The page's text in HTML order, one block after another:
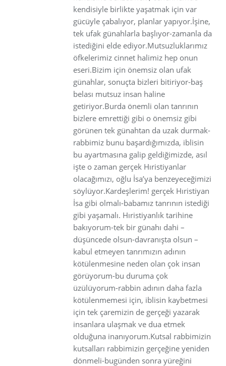
kendisiyle birlikte yaşatmak için var
gücüyle çabalıyor, planlar yapıyor.İşine,
tek ufak günahlarla başlıyor-zamanla da
istediğini elde ediyor.Mutsuzluklarımız
öfkelerimiz cinnet halimiz hep onun
eseri.Bizim için önemsiz olan ufak
günahlar, sonuçta bizleri bitiriyor-baş
belası mutsuz insan haline
getiriyor.Burda önemli olan tanrının
bizlere emrettiği gibi o önemsiz gibi
görünen tek günahtan da uzak durmak-
rabbimiz bunu başardığımızda, iblisin
bu ayartmasına galip geldiğimizde, asıl
işte o zaman gerçek Hıristiyanlar
olacağımızı, oğlu İsa’ya benzeyeceğimizi
söylüyor.Kardeşlerim! gerçek Hıristiyan
İsa gibi olmalı-babamız tanrının istediği
gibi yaşamalı. Hıristiyanlık tarihine
bakıyorum-tek bir günahı dahi –
düşüncede olsun-davranışta olsun –
kabul etmeyen tanrımızın adının
kötülenmesine neden olan çok insan
görüyorum-bu duruma çok
üzülüyorum-rabbin adının daha fazla
kötülenmemesi için, iblisin kaybetmesi
için tek çaremizin de gerçeği yazarak
insanlara ulaşmak ve dua etmek
olduğuna inanıyorum.Kutsal rabbimizin
kutsalları rabbimizin gerçeğine yeniden
dönmeli-bugünden sonra yüreğini